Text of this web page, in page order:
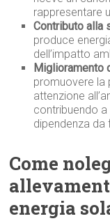
rappresentare
Contributo alla
produce
dell’impatto
Miglioramento
promuovere la
attenzione
contribuendo a
dipendenza da
Come
energia